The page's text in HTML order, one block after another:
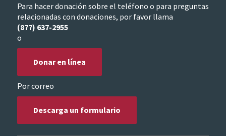
Para hacer donación sobre el teléfono o para preguntas
relacionadas con donaciones, por favor llama
(877) 637-2955
o
Donar en línea
Por correo
Descarga un formulario